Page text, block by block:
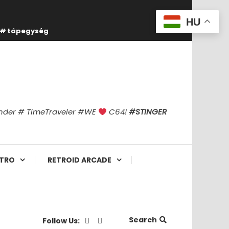
tápegység
# TimeTraveler #WE C64!#STINGER
RETROID ARCADE
Follow Us: Search
HU